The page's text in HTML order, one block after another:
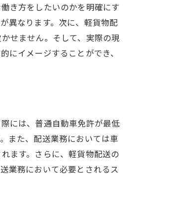
き方をしたいのかを明確にす
異なります。次に、軽貨物配
せません。そして、実際の現
イメージすることができ、
には、普通自動車免許が最低
また、配送業務においては車
ます。さらに、軽貨物配送の
業務において必要とされるス